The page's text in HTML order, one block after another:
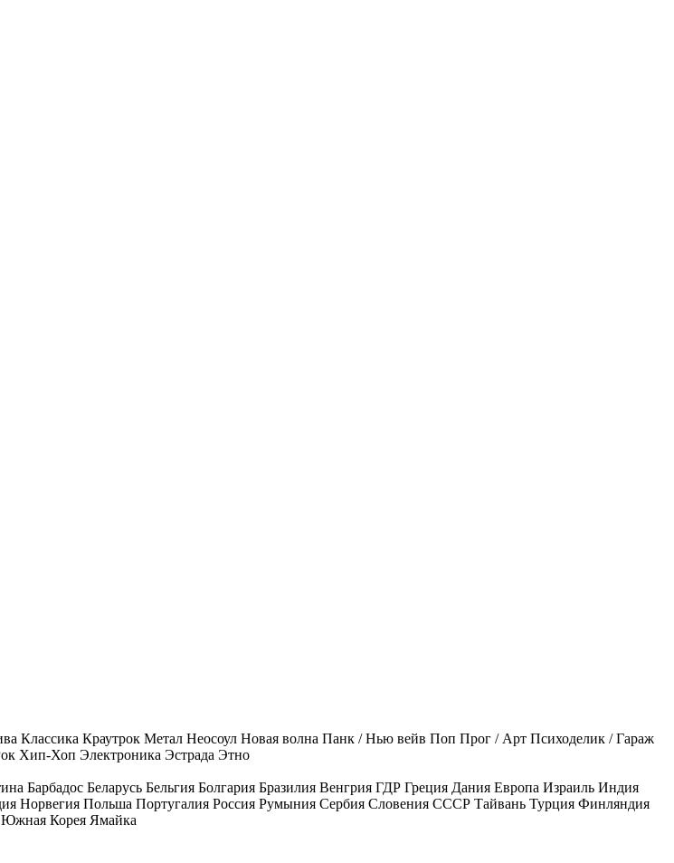
Классика Краутрок Метал Неосоул Новая волна Панк / Нью вейв Поп Прог / Арт Психоделик / Гараж
Хип-Хоп Электроника Эстрада Этно
Барбадос Беларусь Бельгия Болгария Бразилия Венгрия ГДР Греция Дания Европа Израиль Индия
Норвегия Польша Португалия Россия Румыния Сербия Словения СССР Тайвань Турция Финляндия
Южная Корея Ямайка